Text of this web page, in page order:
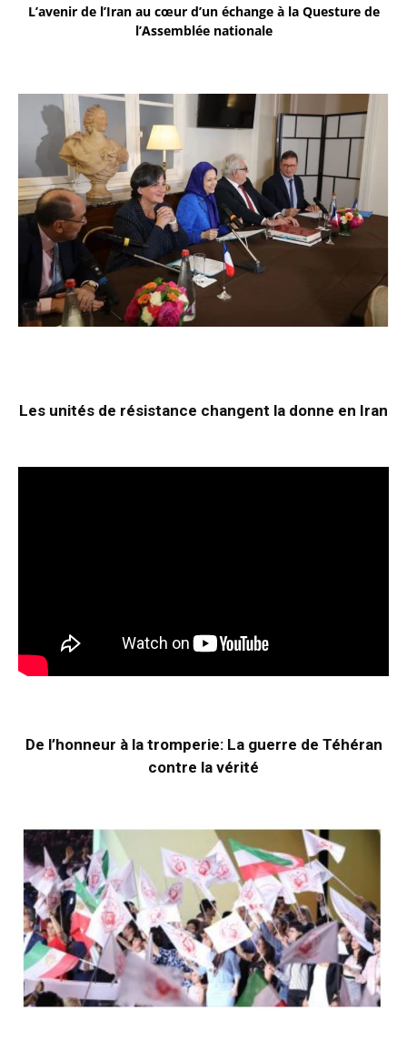
L’avenir de l’Iran au cœur d’un échange à la Questure de
l’Assemblée nationale
Les unités de résistance changent la donne en Iran
De l’honneur à la tromperie: La guerre de Téhéran
contre la vérité